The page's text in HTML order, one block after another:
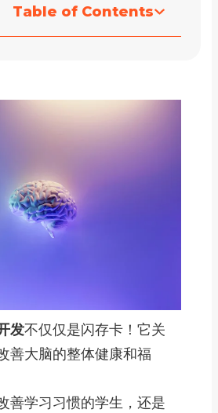
Table of Contents
发不仅仅是闪存卡！它关
善大脑的整体健康和福
善学习习惯的学生，还是